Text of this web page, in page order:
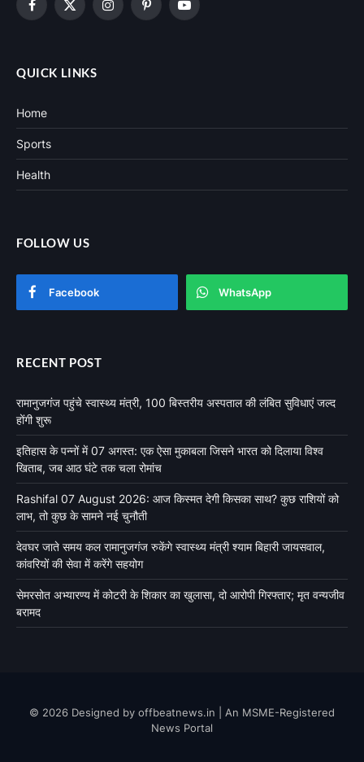
Facebook
X
InstagramPinterestYouTube
QUICK LINKS
Home
Sports
Health
FOLLOW US
Facebook WhatsApp
RECENT POST
रामानुजगंज पहुंचे स्वास्थ्य मंत्री, 100 बिस्तरीय अस्पताल की लंबित सुविधाएं जल्द
होंगी शुरू
इतिहास के पन्नों में 07 अगस्त: एक ऐसा मुकाबला जिसने भारत को दिलाया विश्व
खिताब, जब आठ घंटे तक चला रोमांच
Rashifal 07 August 2026: आज किस्मत देगी किसका साथ? कुछ राशियों को
लाभ, तो कुछ के सामने नई चुनौती
देवघर जाते समय कल रामानुजगंज रुकेंगे स्वास्थ्य मंत्री श्याम बिहारी जायसवाल,
कांवरियों की सेवा में करेंगे सहयोग
सेमरसोत अभ्यारण्य में कोटरी के शिकार का खुलासा, दो आरोपी गिरफ्तार; मृत वन्यजीव
बरामद
© 2026 Designed by offbeatnews.in | An MSME-Registered
News Portal